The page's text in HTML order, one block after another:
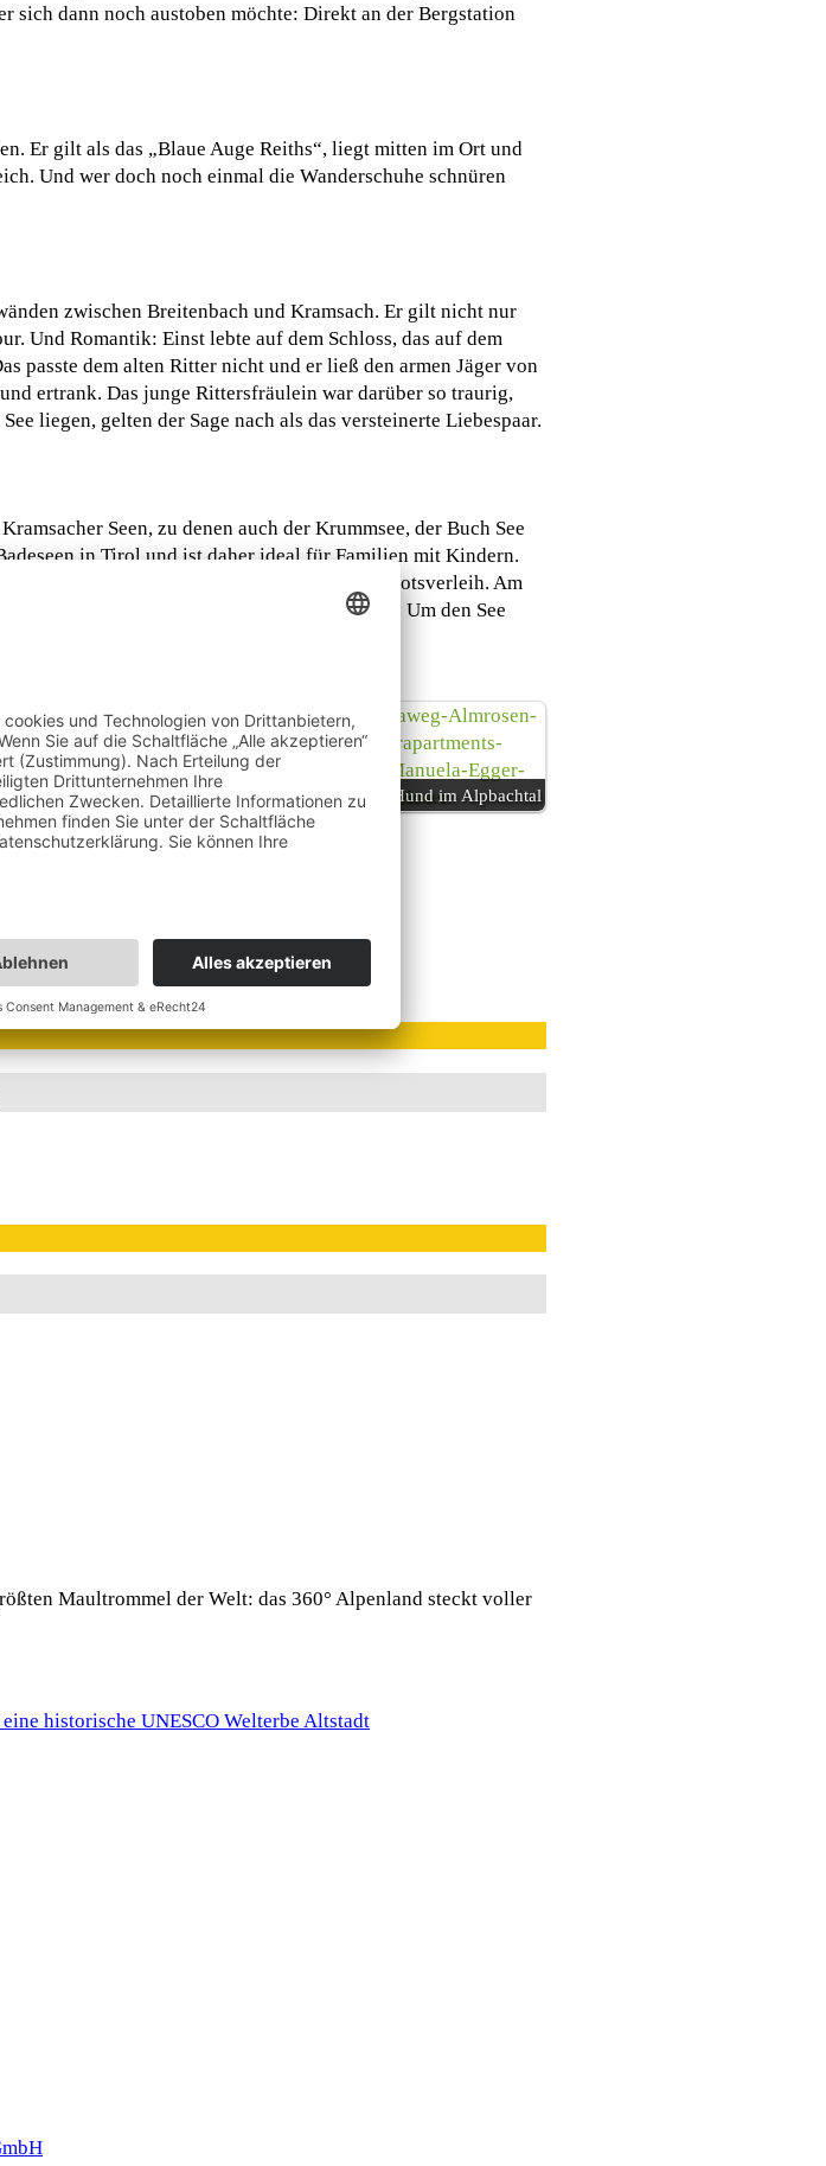
sich dann noch austoben möchte: Direkt an der Bergstation
Er gilt als das „Blaue Auge Reiths“, liegt mitten im Ort und
Und wer doch noch einmal die Wanderschuhe schnüren
zwischen Breitenbach und Kramsach. Er gilt nicht nur
Und Romantik: Einst lebte auf dem Schloss, das auf dem
passte dem alten Ritter nicht und er ließ den armen Jäger von
ertrank. Das junge Rittersfräulein war darüber so traurig,
liegen, gelten der Sage nach als das versteinerte Liebespaar.
Seen, zu denen auch der Krummsee, der Buch See
in Tirol und ist daher ideal für Familien mit Kindern.
Spielplatz für die Kleinen und einen Bootsverleih. Am
machen. Ausgiebig planschen ist angesagt. Um den See
Vom schönsten Dorf bis zur
kleinsten historischen…
Urlaub mit Hund im Alpbachtal
Maultrommel der Welt: das 360° Alpenland steckt voller
historische UNESCO Welterbe Altstadt